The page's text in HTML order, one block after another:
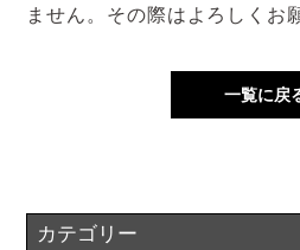
ません。その際はよろしくお
一覧に戻
カテゴリー